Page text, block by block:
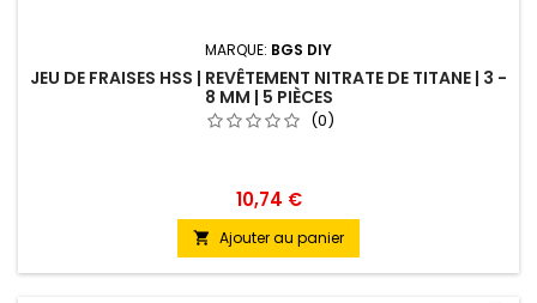
MARQUE: BGS DIY
JEU DE FRAISES HSS | REVÊTEMENT NITRATE DE TITANE | 3 -
8 MM | 5 PIÈCES
(0)
10,74 €
 Ajouter au panier